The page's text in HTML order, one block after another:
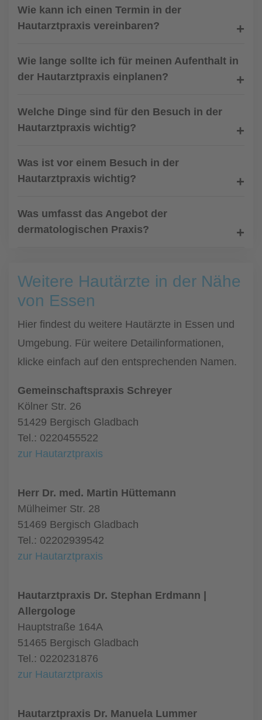
Wie kann ich einen Termin in der
Hautarztpraxis vereinbaren?
Wie lange sollte ich für meinen Aufenthalt in
der Hautarztpraxis einplanen?
Welche Dinge sind für den Besuch in der
Hautarztpraxis wichtig?
Was ist vor einem Besuch in der
Hautarztpraxis wichtig?
Was umfasst das Angebot der
dermatologischen Praxis?
Weitere Hautärzte in der Nähe
von Essen
Hier findest du weitere Hautärzte in Essen und
Umgebung. Für weitere Detailinformationen,
klicke einfach auf den entsprechenden Namen.
Gemeinschaftspraxis Schreyer
Kölner Str. 26
51429 Bergisch Gladbach
Tel.: 0220455522
zur Hautarztpraxis
Herr Dr. med. Martin Hüttemann
Mülheimer Str. 28
51469 Bergisch Gladbach
Tel.: 02202939542
zur Hautarztpraxis
Hautarztpraxis Dr. Stephan Erdmann |
Allergologe
Hauptstraße 164A
51465 Bergisch Gladbach
Tel.: 0220231876
zur Hautarztpraxis
Hautarztpraxis Dr. Manuela Lummer